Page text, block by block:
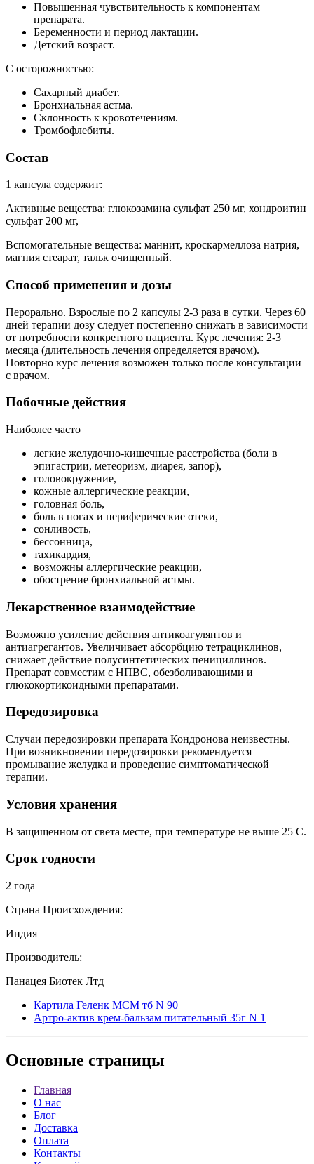
Повышенная чувствительность к компонентам
препарата.
Беременности и период лактации.
Детский возраст.
С осторожностью:
Сахарный диабет.
Бронхиальная астма.
Склонность к кровотечениям.
Тромбофлебиты.
Состав
1 капсула содержит:
Активные вещества: глюкозамина сульфат 250 мг, хондроитин
сульфат 200 мг,
Вспомогательные вещества: маннит, кроскармеллоза натрия,
магния стеарат, тальк очищенный.
Способ применения и дозы
Перорально. Взрослые по 2 капсулы 2-3 раза в сутки. Через 60
дней терапии дозу следует постепенно снижать в зависимости
от потребности конкретного пациента. Курс лечения: 2-3
месяца (длительность лечения определяется врачом).
Повторно курс лечения возможен только после консультации
с врачом.
Побочные действия
Наиболее часто
легкие желудочно-кишечные расстройства (боли в
эпигастрии, метеоризм, диарея, запор),
головокружение,
кожные аллергические реакции,
головная боль,
боль в ногах и периферические отеки,
сонливость,
бессонница,
тахикардия,
возможны аллергические реакции,
обострение бронхиальной астмы.
Лекарственное взаимодействие
Возможно усиление действия антикоагулянтов и
антиагрегантов. Увеличивает абсорбцию тетрациклинов,
снижает действие полусинтетических пенициллинов.
Препарат совместим с НПВС, обезболивающими и
глюкокортикоидными препаратами.
Передозировка
Случаи передозировки препарата Кондронова неизвестны.
При возникновении передозировки рекомендуется
промывание желудка и проведение симптоматической
терапии.
Условия хранения
В защищенном от света месте, при температуре не выше 25 C.
Срок годности
2 года
Страна Происхождения:
Индия
Производитель:
Панацея Биотек Лтд
Картила Геленк МСМ тб N 90
Артро-актив крем-бальзам питательный 35г N 1
Основные страницы
Главная
О нас
Блог
Доставка
Оплата
Контакты